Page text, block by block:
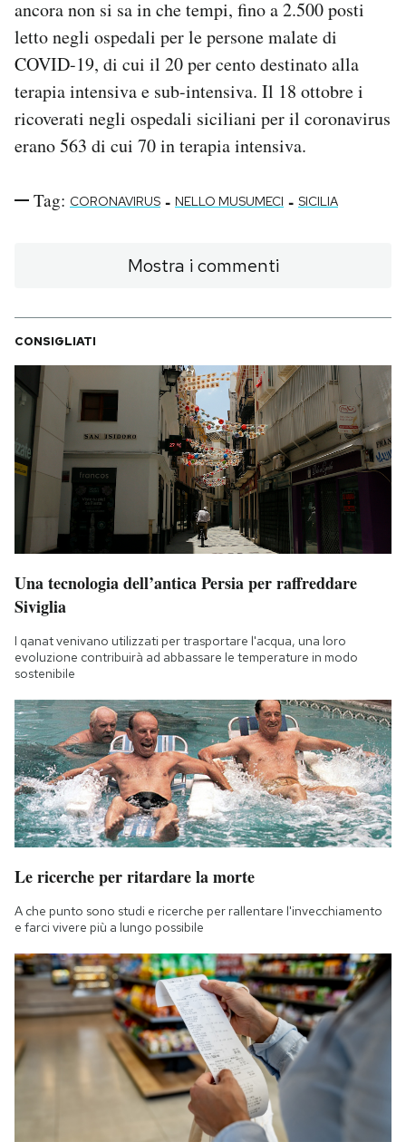
ancora non si sa in che tempi, fino a 2.500 posti
letto negli ospedali per le persone malate di
COVID-19, di cui il 20 per cento destinato alla
terapia intensiva e sub-intensiva. Il 18 ottobre i
ricoverati negli ospedali siciliani per il coronavirus
erano 563 di cui 70 in terapia intensiva.
Tag: CORONAVIRUS - NELLO MUSUMECI - SICILIA
Mostra i commenti
CONSIGLIATI
Una tecnologia dell’antica Persia per raffreddare
Siviglia
I qanat venivano utilizzati per trasportare l'acqua, una loro
evoluzione contribuirà ad abbassare le temperature in modo
sostenibile
Le ricerche per ritardare la morte
A che punto sono studi e ricerche per rallentare l'invecchiamento
e farci vivere più a lungo possibile